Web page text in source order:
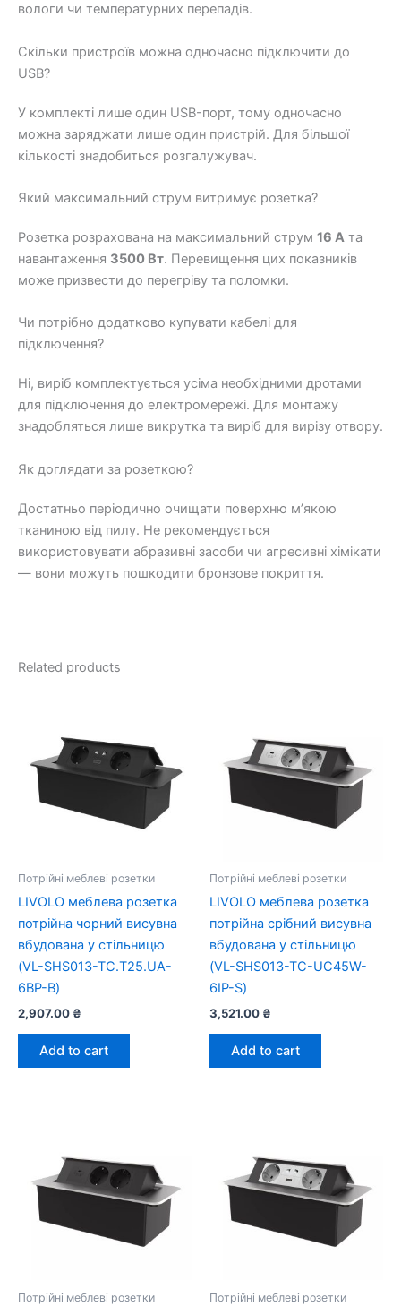
вологи чи температурних перепадів.
Скільки пристроїв можна одночасно підключити до
USB?
У комплекті лише один USB-порт, тому одночасно
можна заряджати лише один пристрій. Для більшої
кількості знадобиться розгалужувач.
Який максимальний струм витримує розетка?
Розетка розрахована на максимальний струм 16 А та
навантаження 3500 Вт. Перевищення цих показників
може призвести до перегріву та поломки.
Чи потрібно додатково купувати кабелі для
підключення?
Ні, виріб комплектується усіма необхідними дротами
для підключення до електромережі. Для монтажу
знадобляться лише викрутка та виріб для вирізу отвору.
Як доглядати за розеткою?
Достатньо періодично очищати поверхню м’якою
тканиною від пилу. Не рекомендується
використовувати абразивні засоби чи агресивні хімікати
— вони можуть пошкодити бронзове покриття.
Related products
Потрійні меблеві розетки
LIVOLO меблева розетка
потрійна чорний висувна
вбудована у стільницю
(VL-SHS013-TC.T25.UA-
6BP-B)
2,907.00 ₴
Add to cart
Потрійні меблеві розетки
LIVOLO меблева розетка
потрійна срібний висувна
вбудована у стільницю
(VL-SHS013-TC-UC45W-
6IP-S)
3,521.00 ₴
Add to cart
Потрійні меблеві розетки Потрійні меблеві розетки